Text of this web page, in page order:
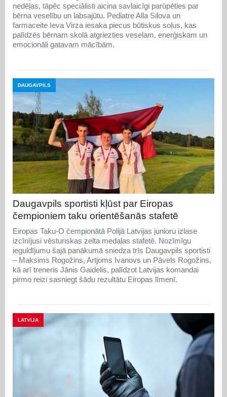
nedēļas, tāpēc speciālisti aicina savlaicīgi parūpēties par
bērna veselību un labsajūtu. Pediatre Alla Silova un
farmaceite Ieva Virza iesaka piecus būtiskus soļus, kas
palīdzēs bērnam skolā atgriezties veselam, enerģiskam un
emocionāli gatavam mācībām.
DAUGAVPILS
Daugavpils sportisti kļūst par Eiropas
čempioniem taku orientēšanās stafetē
Eiropas Taku-O čempionātā Polijā Latvijas junioru izlase
izcīnījusi vēsturiskas zelta medaļas stafetē. Nozīmīgu
ieguldījumu šajā panākumā sniedza trīs Daugavpils sportisti
– Maksims Rogožins, Artjoms Ivanovs un Pāvels Rogožins,
kā arī treneris Jānis Gaidelis, palīdzot Latvijas komandai
pirmo reizi sasniegt šādu rezultātu Eiropas līmenī.
LATVIJA